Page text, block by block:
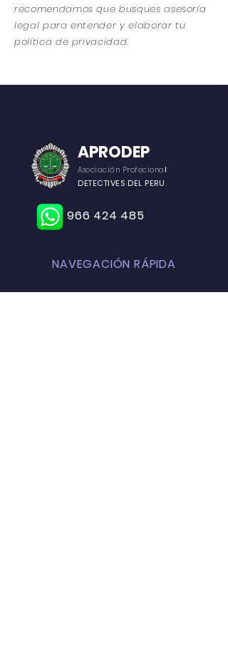
recomendamos que busques asesoría
legal para entender y elaborar tu
política de privacidad.
APRODEP
Asociación Profeciona l
DETECTIVES DEL PERU
966 424 485
NAVEGACIÓN RÁPIDA
Presentacion